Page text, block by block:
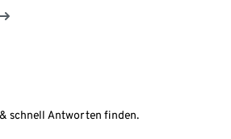
schnell Antworten finden.